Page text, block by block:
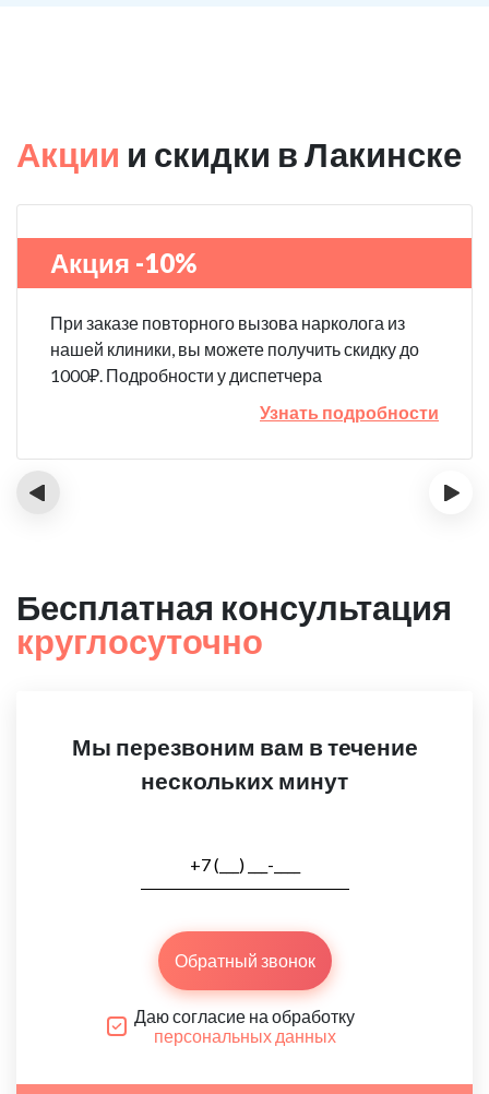
Акции и скидки в Лакинске
Акция -10%
При заказе повторного вызова нарколога из
нашей клиники, вы можете получить скидку до
1000₽. Подробности у диспетчера
Узнать подробности
‹ ›
Бесплатная консультация
круглосуточно
Мы перезвоним вам в течение
нескольких минут
Обратный звонок
Даю согласие на обработку
персональных данных